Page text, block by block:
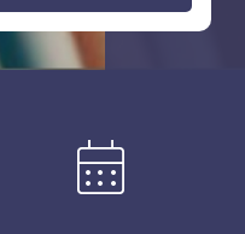
calendar_month